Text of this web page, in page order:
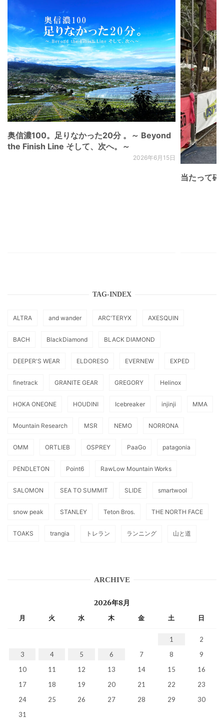
奥信濃100。足りなかった20分 。～ Beyond
the Finish Line そして、次へ。～
2026年6月15日
当たって砕
TAG-INDEX
ALTRA and wander ARC'TERYX AXESQUIN
BACH BlackDiamond BLACK DIAMOND
DEEPER'S WEAR ELDORESO EVERNEW EXPED
finetrack GRANITE GEAR GREGORY Helinox
HOKA ONEONE HOUDINI Icebreaker injinji MMA
Mountain Research MSR NEMO NORRONA
OMM ORTLIEB OSPREY PaaGo patagonia
PENDLETON Point6 RawLow Mountain Works
SALOMON SEA TO SUMMIT SLIDE smartwool
snow peak STANLEY Teton Bros. THE NORTH FACE
TOAKS trangia トレラン ランニング 山と道
ARCHIVE
2026年8月
月 火 水 木 金 土 日
1
2
3
4 5 6 7 8
9
10
11 12 13 14 15
16
17
18 19 20 21 22
23
24
25 26 27 28 29
30
31